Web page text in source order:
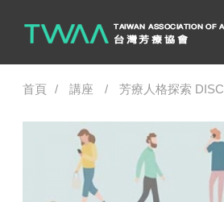
首頁 講座 芳療人格探索 DISC